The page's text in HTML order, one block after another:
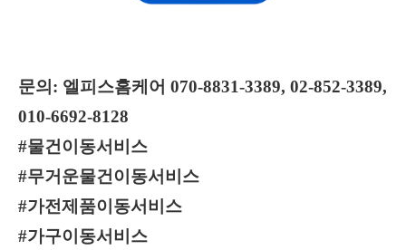
문의: 엘피스홈케어 070-8831-3389, 02-852-3389,
010-6692-8128
#물건이동서비스
#무거운물건이동서비스
#가전제품이동서비스
#가구이동서비스